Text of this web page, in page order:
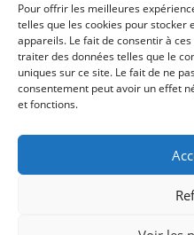
Pour offrir les meilleures
telles que les cookies pour
appareils. Le fait de consentir à
traiter des données telles que le
uniques sur ce site. Le fait de ne
consentement peut avoir un effet
et fonctions.
Bonjour tout le monde !
Commentaires